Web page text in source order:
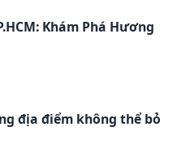
Khám Phá Hương
địa điểm không thể bỏ